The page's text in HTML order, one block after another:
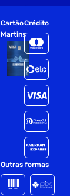
Cartão
Martins
Crédito
Outras formas